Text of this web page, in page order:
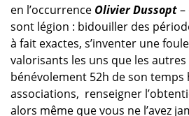
en l’occurrence Olivier Dussopt–
sont légion : bidouiller des
à fait exactes, s’inventer une
valorisants les uns que les
bénévolement 52h de son temps
associations, renseigner
alors même que vous ne l’avez